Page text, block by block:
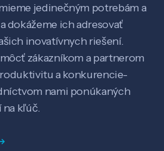
a výskum
jedinečným potrebám a
dokážeme ich adresovať
inovatívnych riešení.
zákazníkom a partnerom
a konkurencie-
nami ponúkaných
kľúč.